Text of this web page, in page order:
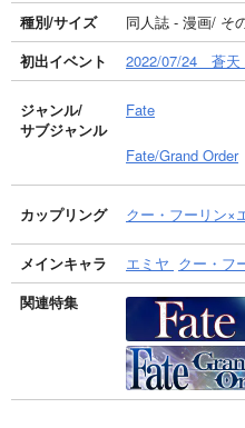
種別/サイズ
同人誌 - 漫画/ そ
初出イベント
2022/07/24 蒼天
ジャンル/
サブジャンル
Fate
Fate/Grand Order
カップリング クー・フーリン×
メインキャラ エミヤ クー・フ
関連特集